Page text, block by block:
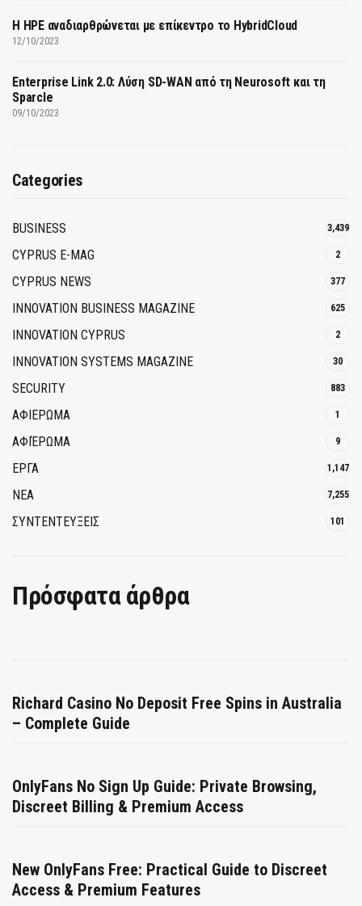
H HPE αναδιαρθρώνεται με επίκεντρο το HybridCloud
12/10/2023
Enterprise Link 2.0: Λύση SD-WAN από τη Neurosoft και τη
Sparcle
09/10/2023
Categories
BUSINESS 3,439
CYPRUS E-MAG 2
CYPRUS NEWS 377
INNOVATION BUSINESS MAGAZINE 625
INNOVATION CYPRUS 2
INNOVATION SYSTEMS MAGAZINE 30
SECURITY 883
ΑΦΙΕΡΩΜΑ 1
ΑΦΙΈΡΩΜΑ 9
ΕΡΓΑ 1,147
ΝΕΑ 7,255
ΣΥΝΤΕΝΤΕΥΞΕΙΣ 101
Πρόσφατα άρθρα
Richard Casino No Deposit Free Spins in Australia
– Complete Guide
OnlyFans No Sign Up Guide: Private Browsing,
Discreet Billing & Premium Access
New OnlyFans Free: Practical Guide to Discreet
Access & Premium Features